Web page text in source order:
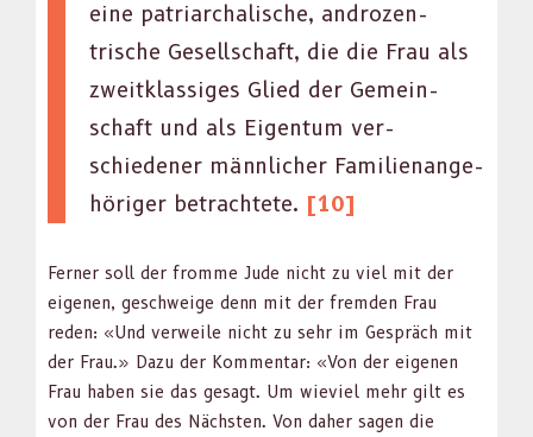
eine patri­ar­chalis­che, androzen­
trische Gesellschaft, die die Frau als
zweitk­las­siges Glied der Gemein­
schaft und als Eigen­tum ver­
schieden­er männlich­er Fam­i­lien­ange­
höriger betra­chtete. [10]
Fern­er soll der fromme Jude nicht zu viel mit der
eige­nen, geschweige denn mit der frem­den Frau
reden: «Und ver­weile nicht zu sehr im Gespräch mit
der Frau.» Dazu der Kom­men­tar: «Von der eige­nen
Frau haben sie das gesagt. Um wieviel mehr gilt es
von der Frau des Näch­sten. Von daher sagen die